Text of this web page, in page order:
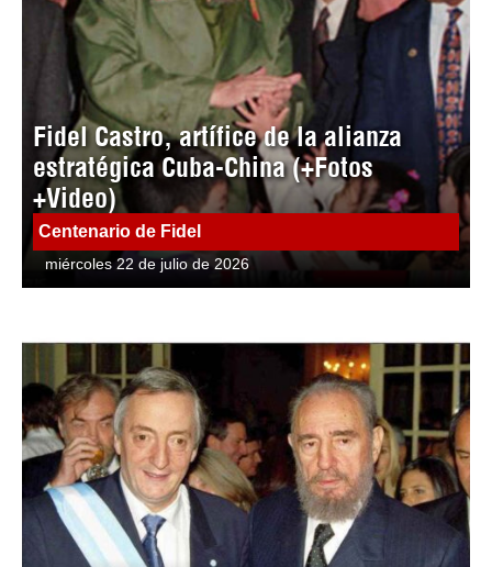
Fidel Castro, artífice de la alianza
estratégica Cuba-China (+Fotos
+Video)
Centenario de Fidel
miércoles 22 de julio de 2026